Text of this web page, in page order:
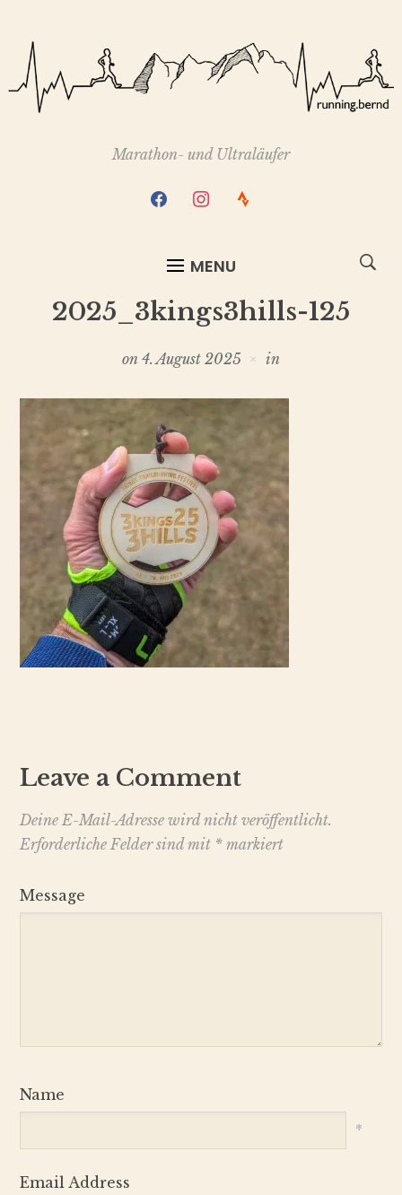
Marathon- und Ultraläufer
facebookinstagram
strava
MENU
2025_3kings3hills-125
on 4. August 2025 in
Leave a Comment
Deine E-Mail-Adresse wird nicht veröffentlicht.
Erforderliche Felder sind mit *markiert
Message
Name
*
Email Address